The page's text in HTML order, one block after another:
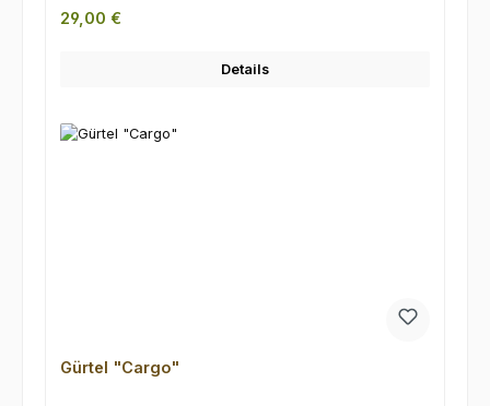
Regulärer Preis:
29,00 €
Details
Gürtel "Cargo"